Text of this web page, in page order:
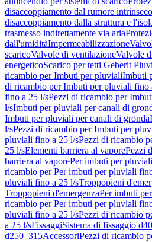
disaccoppiamento dal rumore intrinseco
disaccoppiamento dalla struttura e
trasmesso indirettamente via aria
dall'umiditàImpermeabilizzazione
scaricoValvole di ventilazioneValvole
energeticoScarico per tetti Geberit
ricambio per Imbuti per pluvialiImbuti
di ricambio per Imbuti per pluviali fino
fino a 25 l/sPezzi di ricambio per
l/sImbuti per pluviali per canali di
Imbuti per pluviali per canali di gronda
l/sPezzi di ricambio per Imbuti per
pluviali fino a 25 l/sPezzi di ricambio
25 l/sElementi barriera al vaporePezzi
barriera al vaporePer imbuti per
ricambio per Per imbuti per pluviali
pluviali fino a 25 l/sTroppopieni
Troppopieni d'emergenzaPer imbuti
ricambio per Per imbuti per pluviali
pluviali fino a 25 l/sPezzi di ricambio
a 25 l/sFissaggiSistema di fissaggio
d250–315AccessoriPezzi di ricambio